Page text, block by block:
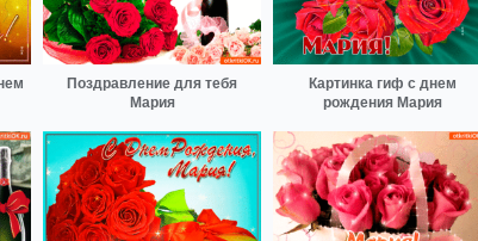
Поздравление для тебя
Мария
Картинка гиф с днем
рождения Мария